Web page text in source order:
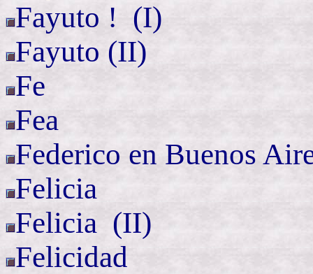
Fayuto ! (I)
Fayuto (II)
Fe
Fea
Federico en Buenos
Felicia
Felicia (II)
Felicidad